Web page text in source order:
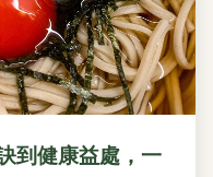
到健康益處，一